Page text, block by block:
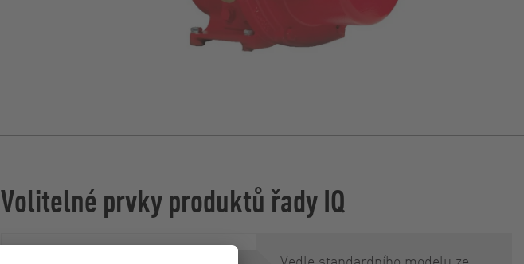
Volitelné prvky produktů řady IQ
Vedle standardního modelu ze